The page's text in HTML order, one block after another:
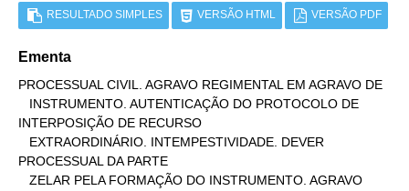
RESULTADO SIMPLES VERSÃO HTML VERSÃO PDF
Ementa
PROCESSUAL CIVIL. AGRAVO REGIMENTAL EM AGRAVO DE
INTERPOSIÇÃO DE RECURSO
PROCESSUAL DA PARTE